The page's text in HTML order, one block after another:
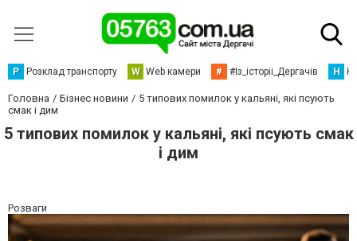
Р Розклад транспорту W Web камери # #Із_історіі_Дергачів Н
Головна Бізнес новини
5 типових помилок у кальяні, які псують
смак і дим
5 типових помилок у кальяні, які псують смак
і дим
Розваги